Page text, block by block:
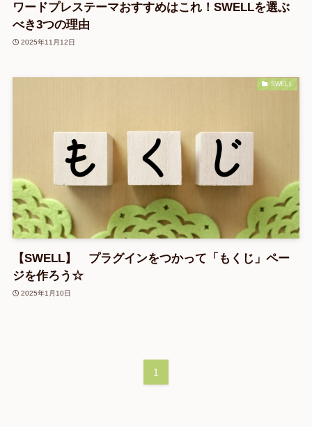
ワードプレステーマおすすめはこれ！SWELLを選ぶ
べき3つの理由
2025年11月12日
SWELL
【SWELL】 プラグインをつかって「もくじ」ペー
ジを作ろう☆
2025年1月10日
1